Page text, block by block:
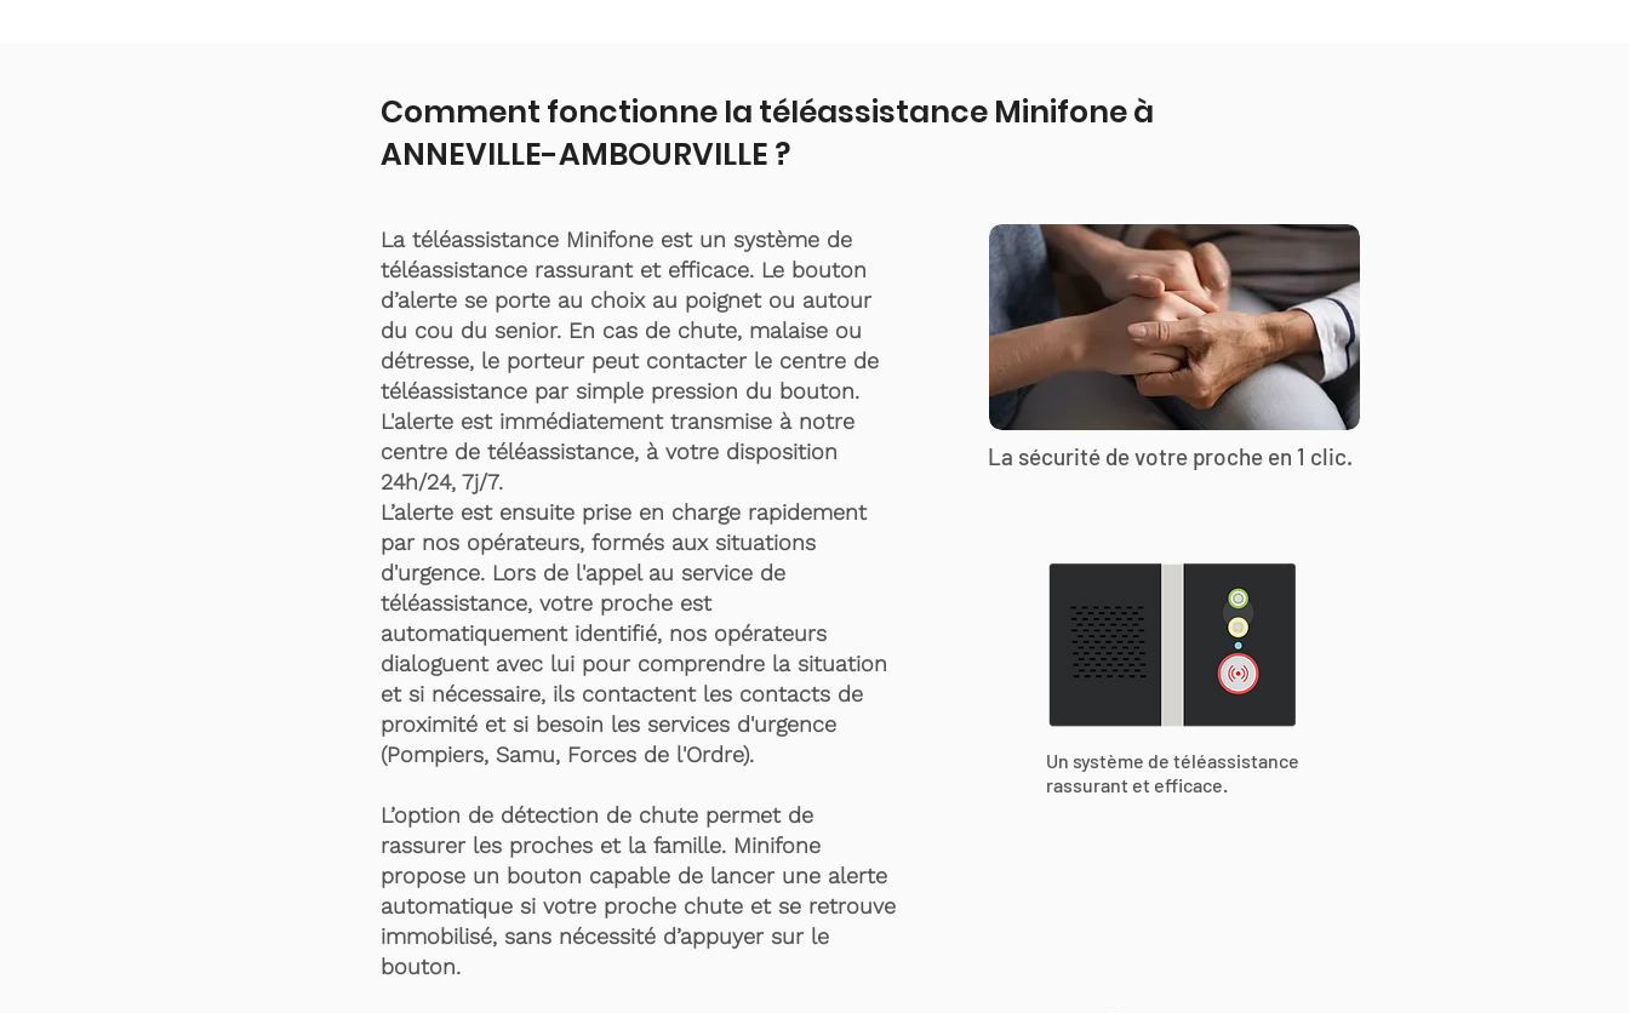
Comment fonctionne la téléassistance Minifone à
ANNEVILLE-AMBOURVILLE ?
La téléassistance Minifone est un système de
téléassistance rassurant et efficace. Le bouton
d’alerte se porte au choix au poignet ou autour
du cou du senior. En cas de chute, malaise ou
détresse, le porteur peut contacter le centre de
téléassistance par simple pression du bouton.
L'alerte est immédiatement transmise à notre
centre de téléassistance, à votre disposition
24h/24, 7j/7.
L’alerte est ensuite prise en charge rapidement
par nos opérateurs, formés aux situations
d'urgence. Lors de l'appel au service de
téléassistance, votre proche est
automatiquement identifié, nos opérateurs
dialoguent avec lui pour comprendre la situation
et si nécessaire, ils contactent les contacts de
proximité et si besoin les services d'urgence
(Pompiers, Samu, Forces de l'Ordre).
L’option de détection de chute permet de
rassurer les proches et la famille. Minifone
propose un bouton capable de lancer une alerte
automatique si votre proche chute et se retrouve
immobilisé, sans nécessité d’appuyer sur le
bouton.
La sécurité de votre proche en 1 clic.
Un système de téléassistance
rassurant et efficace.